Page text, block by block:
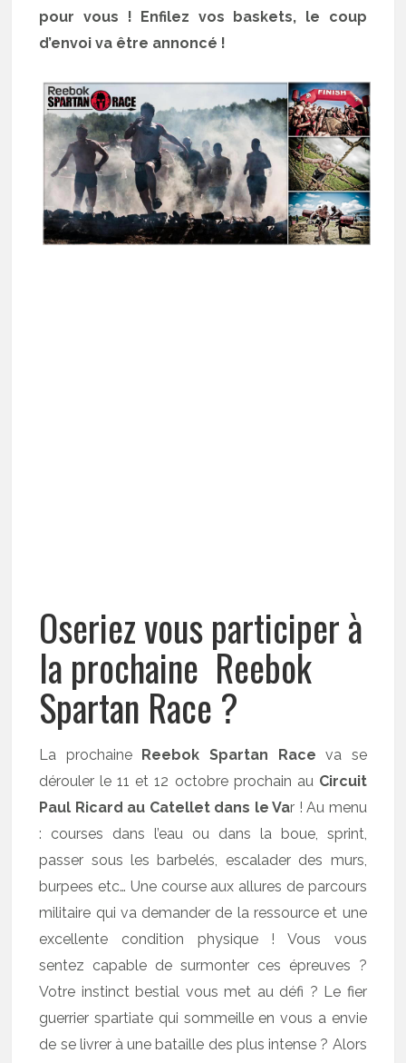
pour vous ! Enfilez vos baskets, le coup
d’envoi va être annoncé !
Oseriez vous participer à
la prochaine Reebok
Spartan Race ?
La prochaine Reebok Spartan Race va se
dérouler le 11 et 12 octobre prochain au Circuit
Paul Ricard au Catellet dans le Var ! Au menu
: courses dans l’eau ou dans la boue, sprint,
passer sous les barbelés, escalader des murs,
burpees etc… Une course aux allures de parcours
militaire qui va demander de la ressource et une
excellente condition physique ! Vous vous
sentez capable de surmonter ces épreuves ?
Votre instinct bestial vous met au défi ? Le fier
guerrier spartiate qui sommeille en vous a envie
de se livrer à une bataille des plus intense ? Alors